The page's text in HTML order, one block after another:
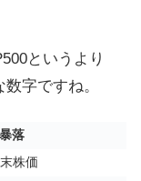
というより
字ですね。
落
株価